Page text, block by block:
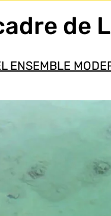
de
ENSEMBLE